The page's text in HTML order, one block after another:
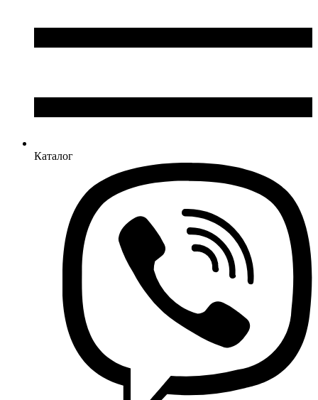
Каталог